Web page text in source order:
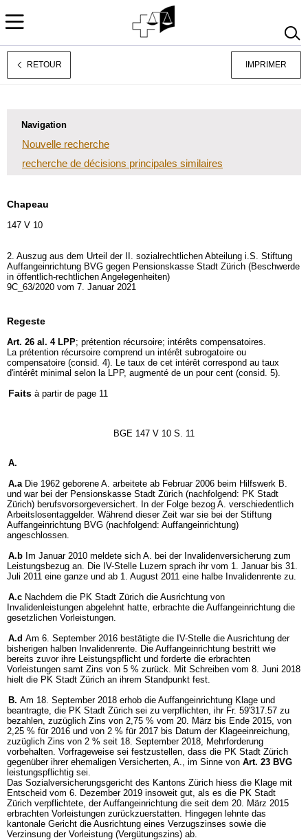
Deutsch
RETOUR IMPRIMER
Navigation
Nouvelle recherche
recherche de décisions principales similaires
Chapeau
147 V 10
2. Auszug aus dem Urteil der II. sozialrechtlichen Abteilung i.S. Stiftung
Auffangeinrichtung BVG gegen Pensionskasse Stadt Zürich (Beschwerde
in öffentlich-rechtlichen Angelegenheiten)
9C_63/2020 vom 7. Januar 2021
Regeste
Art. 26 al. 4 LPP; prétention récursoire; intérêts compensatoires.
La prétention récursoire comprend un intérêt subrogatoire ou
compensatoire (consid. 4). Le taux de cet intérêt correspond au taux
d'intérêt minimal selon la LPP, augmenté de un pour cent (consid. 5).
Faits à partir de page 11
BGE 147 V 10 S. 11
A.
A.a Die 1962 geborene A. arbeitete ab Februar 2006 beim Hilfswerk B.
und war bei der Pensionskasse Stadt Zürich (nachfolgend: PK Stadt
Zürich) berufsvorsorgeversichert. In der Folge bezog A. verschiedentlich
Arbeitslosentaggelder. Während dieser Zeit war sie bei der Stiftung
Auffangeinrichtung BVG (nachfolgend: Auffangeinrichtung)
angeschlossen.
A.b Im Januar 2010 meldete sich A. bei der Invalidenversicherung zum
Leistungsbezug an. Die IV-Stelle Luzern sprach ihr vom 1. Januar bis 31.
Juli 2011 eine ganze und ab 1. August 2011 eine halbe Invalidenrente zu.
A.c Nachdem die PK Stadt Zürich die Ausrichtung von
Invalidenleistungen abgelehnt hatte, erbrachte die Auffangeinrichtung die
gesetzlichen Vorleistungen.
A.d Am 6. September 2016 bestätigte die IV-Stelle die Ausrichtung der
bisherigen halben Invalidenrente. Die Auffangeinrichtung bestritt wie
bereits zuvor ihre Leistungspflicht und forderte die erbrachten
Vorleistungen samt Zins von 5 % zurück. Mit Schreiben vom 8. Juni 2018
hielt die PK Stadt Zürich an ihrem Standpunkt fest.
B. Am 18. September 2018 erhob die Auffangeinrichtung Klage und
beantragte, die PK Stadt Zürich sei zu verpflichten, ihr Fr. 59'317.57 zu
bezahlen, zuzüglich Zins von 2,75 % vom 20. März bis Ende 2015, von
2,25 % für 2016 und von 2 % für 2017 bis Datum der Klageeinreichung,
zuzüglich Zins von 2 % seit 18. September 2018, Mehrforderung
vorbehalten. Vorfrageweise sei festzustellen, dass die PK Stadt Zürich
gegenüber ihrer ehemaligen Versicherten, A., im Sinne von Art. 23 BVG
leistungspflichtig sei.
Das Sozialversicherungsgericht des Kantons Zürich hiess die Klage mit
Entscheid vom 6. Dezember 2019 insoweit gut, als es die PK Stadt
Zürich verpflichtete, der Auffangeinrichtung die seit dem 20. März 2015
erbrachten Vorleistungen zurückzuerstatten. Hingegen lehnte das
kantonale Gericht die Ausrichtung eines Verzugszinses sowie die
Verzinsung der Vorleistung (Vergütungszins) ab.